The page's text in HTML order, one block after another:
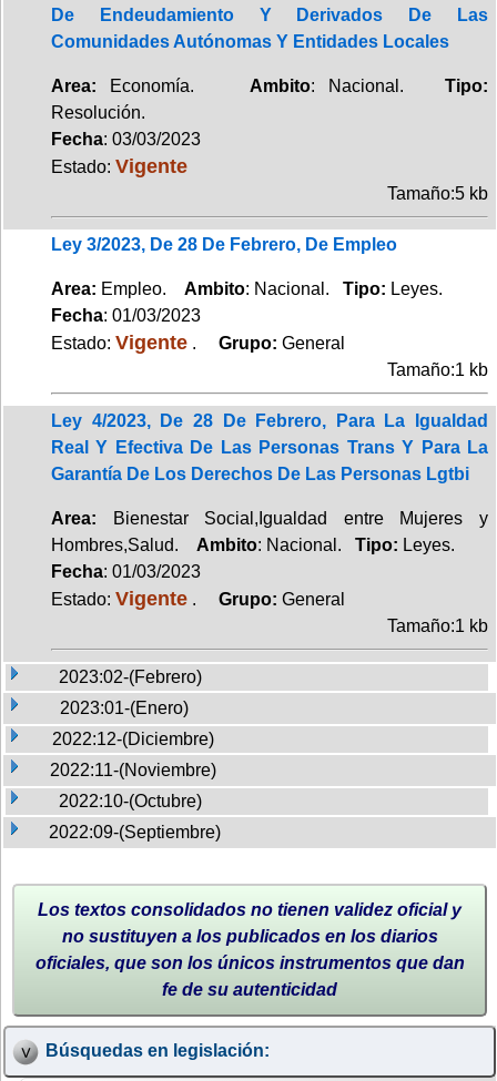
De Endeudamiento Y Derivados De Las
Comunidades Autónomas Y Entidades Locales
Area: Economía. Ambito: Nacional.Tipo:
Resolución.
Fecha: 03/03/2023
Estado: Vigente
Tamaño:5 kb
Ley 3/2023, De 28 De Febrero, De Empleo
Area: Empleo. Ambito: Nacional. Tipo: Leyes.
Fecha: 01/03/2023
Estado: Vigente . Grupo: General
Tamaño:1 kb
Ley 4/2023, De 28 De Febrero, Para La Igualdad
Real Y Efectiva De Las Personas Trans Y Para La
Garantía De Los Derechos De Las Personas Lgtbi
Area: Bienestar Social,Igualdad entre Mujeres y
Hombres,Salud. Ambito: Nacional. Tipo: Leyes.
Fecha: 01/03/2023
Estado: Vigente . Grupo: General
Tamaño:1 kb
2023:02-(Febrero)
2023:01-(Enero)
2022:12-(Diciembre)
2022:11-(Noviembre)
2022:10-(Octubre)
2022:09-(Septiembre)
Los textos consolidados no tienen validez oficial y
no sustituyen a los publicados en los diarios
oficiales, que son los únicos instrumentos que dan
fe de su autenticidad
Búsquedas en legislación: